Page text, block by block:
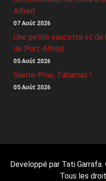
Alfred
07 Août 2026
Une petite saucette et de
de Port-Alfred
05 Août 2026
Sainte-Prax, Tabarnax !
05 Août 2026
Developpé par Tati
Tous les